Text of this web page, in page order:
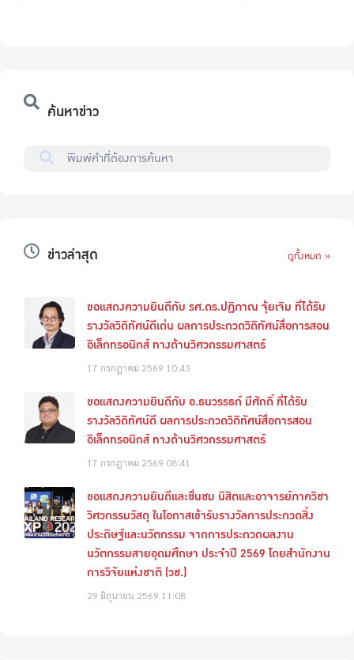
ค้นหาข่าว
ข่าวล่าสุด ดูทั้งหมด »
ขอแสดงความยินดีกับ รศ.ดร.ปฏิภาณ จุ้ยเจิม ที่ได้รับ
รางวัลวิดิทัศน์ดีเด่น ผลการประกวดวิดิทัศน์สื่อการสอน
อิเล็กทรอนิกส์ ทางด้านวิศวกรรมศาสตร์
17 กรกฎาคม 2569 10:43
ขอแสดงความยินดีกับ อ.ธนวรรธก์ มีศักดิ์ ที่ได้รับ
รางวัลวิดิทัศน์ดี ผลการประกวดวิดิทัศน์สื่อการสอน
อิเล็กทรอนิกส์ ทางด้านวิศวกรรมศาสตร์
17 กรกฎาคม 2569 08:41
ขอแสดงความยินดีและชื่นชม นิสิตและอาจารย์ภาควิชา
วิศวกรรมวัสดุ ในโอกาสเข้ารับรางวัลการประกวดสิ่ง
ประดิษฐ์และนวัตกรรม จากการประกวดผลงาน
นวัตกรรมสายอุดมศึกษา ประจำปี 2569 โดยสำนักงาน
การวิจัยแห่งชาติ (วช.)
29 มิถุนายน 2569 11:08